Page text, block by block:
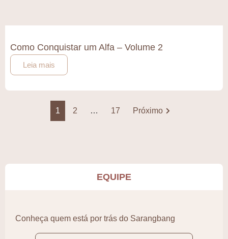
Como Conquistar um Alfa – Volume 2
Leia mais
1 2 … 17 Próximo
EQUIPE
Conheça quem está por trás do Sarangbang